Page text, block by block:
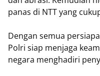
panas di NTT yang
Dengan semua
Polri siap menjaga
negara menghadiri